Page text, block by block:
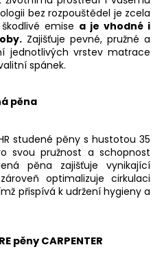
bez rozpouštědel je zcela
emise a je vhodné i
Zajišťuje pevné, pružné a
jednotlivých vrstev matrace
spánek.
pěna
studené pěny s hustotou 35
svou pružnost a schopnost
pěna zajišťuje vynikající
optimalizuje cirkulaci
přispívá k udržení hygieny a
pěny CARPENTER